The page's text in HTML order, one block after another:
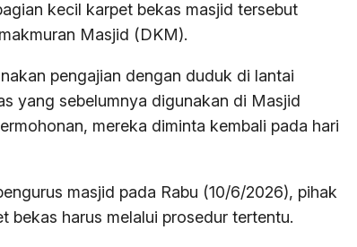
kecil karpet bekas masjid tersebut
Masjid (DKM).
pengajian dengan duduk di lantai
yang sebelumnya digunakan di Masjid
mereka diminta kembali pada hari
masjid pada Rabu (10/6/2026), pihak
bekas harus melalui prosedur tertentu.